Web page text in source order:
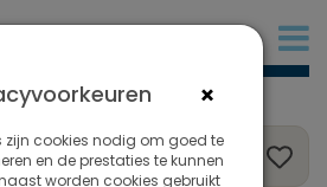
Thai Spa, Finestrat,
×
zijn cookies nodig om goed te
en de prestaties te kunnen
worden cookies gebruikt